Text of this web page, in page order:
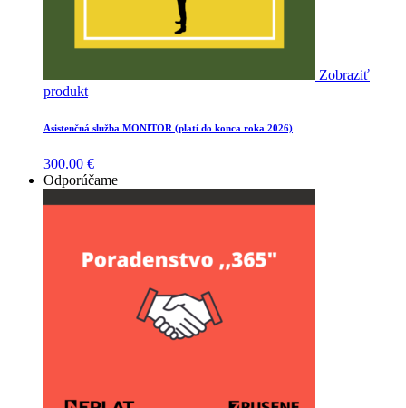
Zobraziť
produkt
Asistenčná služba MONITOR (platí do konca roka 2026)
300.00 €
Odporúčame